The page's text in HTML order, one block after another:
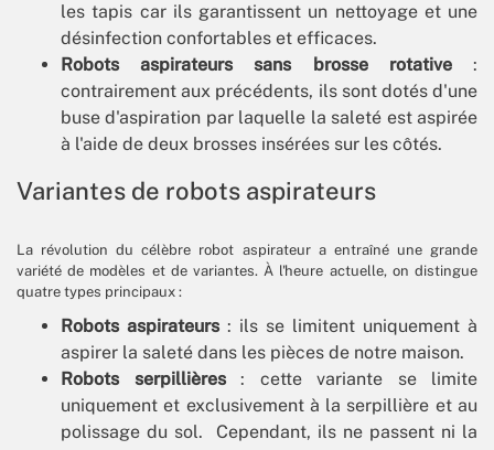
les tapis car ils garantissent un nettoyage et une
désinfection confortables et efficaces.
Robots aspirateurs sans brosse rotative:
contrairement aux précédents, ils sont dotés d'une
buse d'aspiration par laquelle la saleté est aspirée
à l'aide de deux brosses insérées sur les côtés.
Variantes de robots aspirateurs
La révolution du célèbre robot aspirateur a entraîné une grande
variété de modèles et de variantes. À l'heure actuelle, on distingue
quatre types principaux :
Robots aspirateurs : ils se limitent uniquement à
aspirer la saleté dans les pièces de notre maison.
Robots serpillières: cette variante se limite
uniquement et exclusivement à la serpillière et au
polissage du sol. Cependant, ils ne passent ni la